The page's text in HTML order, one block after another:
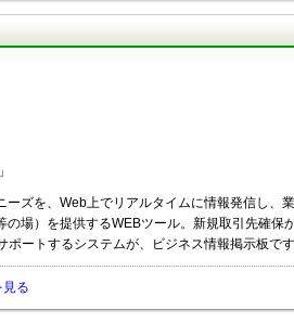
ーズを、Web上でリアルタイムに情報発信し、
の場）を提供するWEBツール。新規取引先確保
ートするシステムが、ビジネス情報掲示板です
る